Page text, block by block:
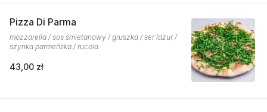
Pizza Di Parma
mozzarella / sos śmietanowy / gruszka / ser lazur /
szynka parmeńska / rucola
43,00 zł